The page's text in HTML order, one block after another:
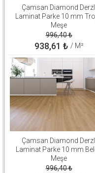
Çamsan Diamond
Laminat Parke 10 mm
Meşe
996,40₺
938,61 ₺ / M²
Çamsan Diamond
Laminat Parke 10 mm
Meşe
996,40₺